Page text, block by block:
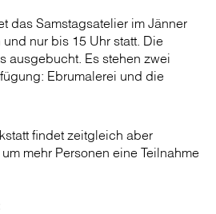
das Samstagsatelier im Jänner
nur bis 15 Uhr statt. Die
ausgebucht. Es stehen zwei
Ebrumalerei und die
findet zeitgleich aber
mehr Personen eine Teilnahme